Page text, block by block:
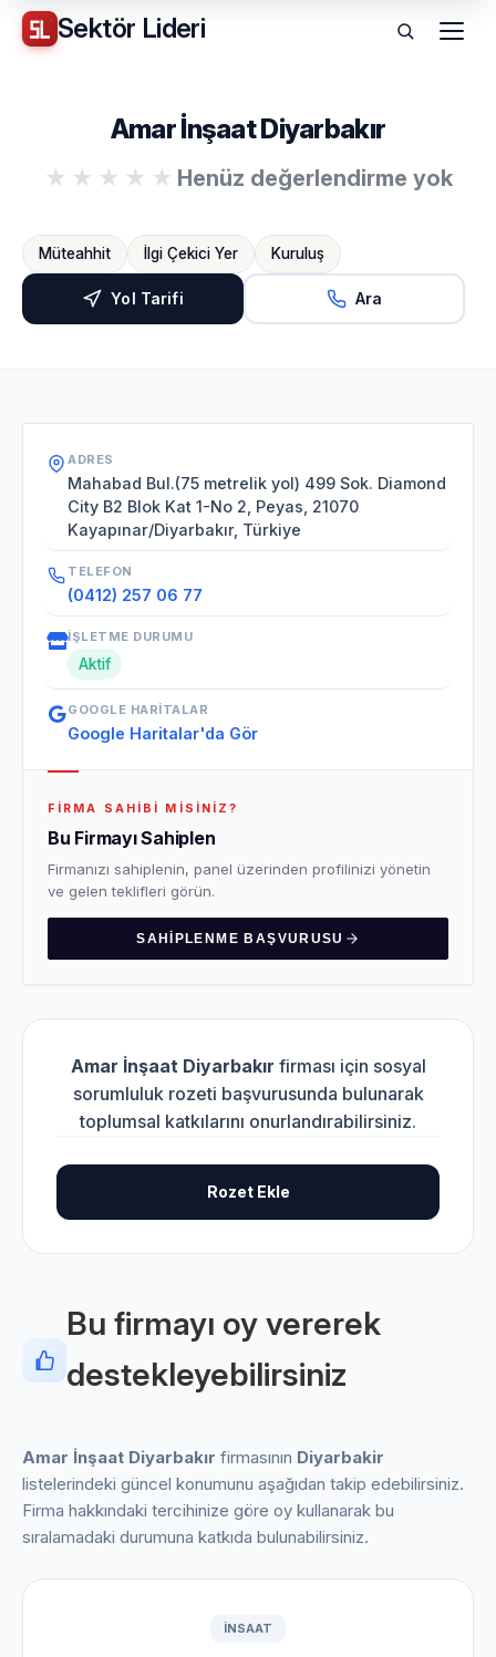
Sektör Lideri Menü
Amar İnşaat Diyarbakır
Henüz değerlendirme yok
Müteahhit İlgi Çekici Yer Kuruluş
Yol Tarifi Ara
Amar İnşaat Diyarbakır firması için sosyal
sorumluluk rozeti başvurusunda bulunarak
toplumsal katkılarını onurlandırabilirsiniz.
Rozet Ekle
Bu firmayı oy vererek
destekleyebilirsiniz
Amar İnşaat Diyarbakır firmasının Diyarbakir
listelerindeki güncel konumunu aşağıdan takip edebilirsiniz.
Firma hakkındaki tercihinize göre oy kullanarak bu
sıralamadaki durumuna katkıda bulunabilirsiniz.
INSAAT
ADRES
Mahabad Bul.(75 metrelik yol) 499 Sok. Diamond
City B2 Blok Kat 1-No 2, Peyas, 21070
Kayapınar/Diyarbakır, Türkiye
TELEFON
(0412) 257 06 77
İŞLETME DURUMU
Aktif
GOOGLE HARITALAR
Google Haritalar'da Gör
FIRMA SAHIBI MISINIZ?
Bu Firmayı Sahiplen
Firmanızı sahiplenin, panel üzerinden profilinizi yönetin
ve gelen teklifleri görün.
SAHIPLENME BAŞVURUSU